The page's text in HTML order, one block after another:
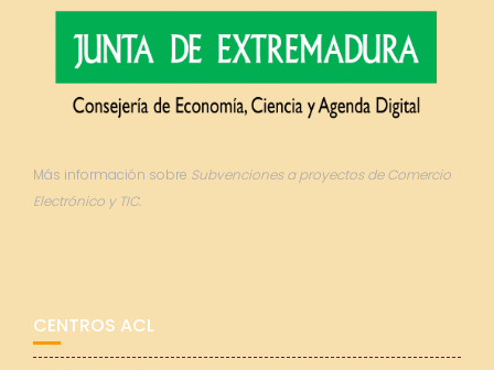
Más información sobre Subvenciones a proyectos de Comercio
Electrónico y TIC.
CENTROS ACL